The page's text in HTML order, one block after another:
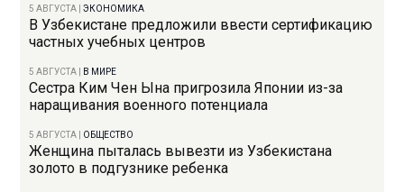
5 АВГУСТА |ЭКОНОМИКА
В Узбекистане предложили ввести сертификацию
частных учебных центров
5 АВГУСТА В МИРЕ
Сестра Ким Чен Ына пригрозила Японии из-за
наращивания военного потенциала
5 АВГУСТА ОБЩЕСТВО
Женщина пыталась вывезти из Узбекистана
золото в подгузнике ребенка